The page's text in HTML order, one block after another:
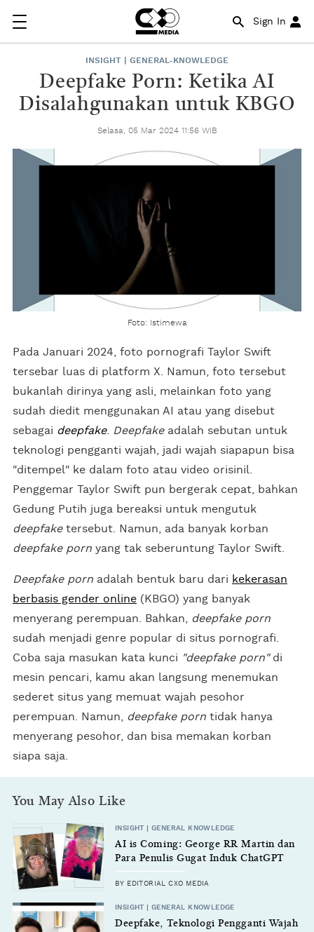
Sign In
INSIGHT | GENERAL-KNOWLEDGE
Deepfake Porn: Ketika AI
Disalahgunakan untuk KBGO
Selasa, 05 Mar 2024 11:56 WIB
Foto: Istimewa
Pada Januari 2024, foto pornografi Taylor Swift
tersebar luas di platform X. Namun, foto tersebut
bukanlah dirinya yang asli, melainkan foto yang
sudah diedit menggunakan AI atau yang disebut
sebagai deepfake. Deepfakeadalah sebutan untuk
teknologi pengganti wajah, jadi wajah siapapun bisa
"ditempel" ke dalam foto atau video orisinil.
Penggemar Taylor Swift pun bergerak cepat, bahkan
Gedung Putih juga bereaksi untuk mengutuk
deepfaketersebut. Namun, ada banyak korban
deepfake porn yang tak seberuntung Taylor Swift.
Deepfake porn adalah bentuk baru dari kekerasan
berbasis gender online (KBGO) yang banyak
menyerang perempuan. Bahkan, deepfake porn
sudah menjadi genre popular di situs pornografi.
Coba saja masukan kata kunci "deepfake porn"di
mesin pencari, kamu akan langsung menemukan
sederet situs yang memuat wajah pesohor
perempuan. Namun, deepfake porn tidak hanya
menyerang pesohor, dan bisa memakan korban
siapa saja.
You May Also Like
INSIGHT | GENERAL KNOWLEDGE
AI is Coming: George RR Martin dan
Para Penulis Gugat Induk ChatGPT
BY EDITORIAL CXO MEDIA
INSIGHT | GENERAL KNOWLEDGE
Deepfake, Teknologi Pengganti Wajah